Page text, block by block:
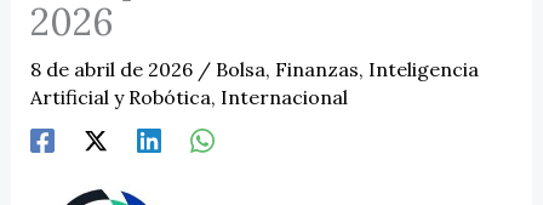
2026
8 de abril de 2026 / Bolsa, Finanzas, Inteligencia
Artificial y Robótica, Internacional